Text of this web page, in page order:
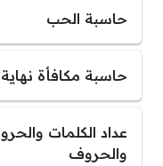
حاسبة الحب
حاسبة مكافأة
عداد الكلمات
والحروف